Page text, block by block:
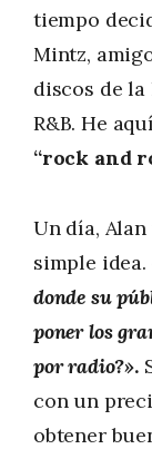
tiempo
Mintz,
discos de
R&B. He
“rock and
Un día,
simple idea.
donde su
poner los
por radio?».
con un
obtener